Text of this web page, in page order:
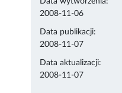
2008-11-06
Data publikacji:
2008-11-07
Data aktualizacji:
2008-11-07